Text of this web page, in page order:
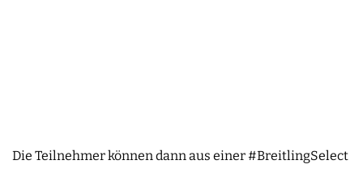
Die Teilnehmer können dann aus einer #BreitlingSelect